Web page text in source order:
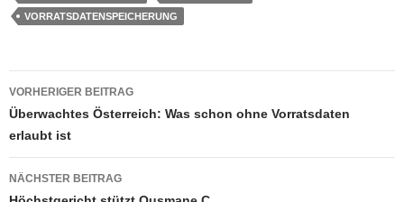
VORRATSDATENSPEICHERUNG
Beitragsnavigation
VORHERIGER BEITRAG
Überwachtes Österreich: Was schon ohne Vorratsdaten
erlaubt ist
NÄCHSTER BEITRAG